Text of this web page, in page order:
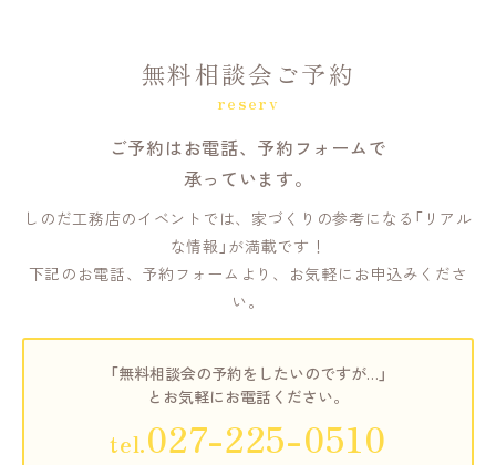
無料相談会ご予約
reserv
ご予約はお電話、予約フォームで
承っています。
しのだ工務店のイベントでは、家づくりの参考になる「リアル
な情報」が満載です！
下記のお電話、予約フォームより、お気軽にお申込みくださ
い。
「無料相談会の予約をしたいのですが…」
とお気軽にお電話ください。
tel.027-225-0510